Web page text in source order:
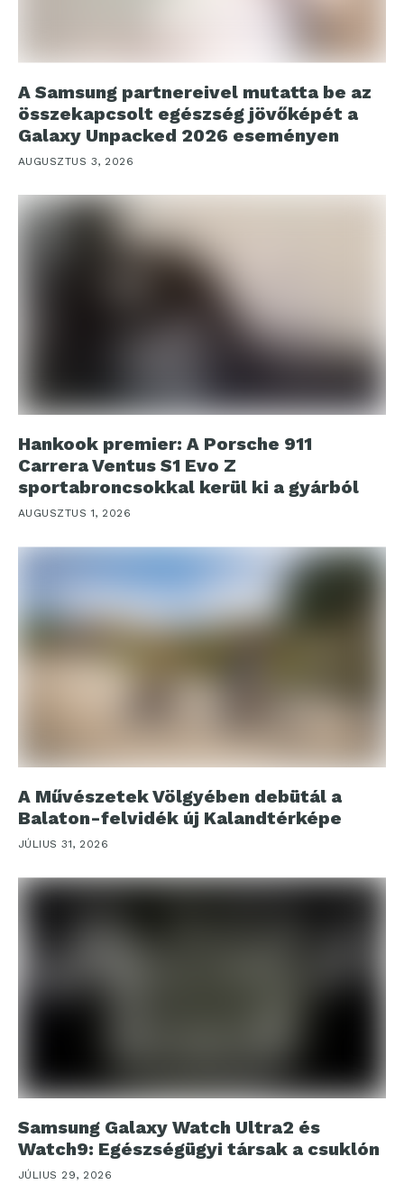
A Samsung partnereivel mutatta be az
összekapcsolt egészség jövőképét a
Galaxy Unpacked 2026 eseményen
AUGUSZTUS 3, 2026
Hankook premier: A Porsche 911
Carrera Ventus S1 Evo Z
sportabroncsokkal kerül ki a gyárból
AUGUSZTUS 1, 2026
A Művészetek Völgyében debütál a
Balaton-felvidék új Kalandtérképe
JÚLIUS 31, 2026
Samsung Galaxy Watch Ultra2 és
Watch9: Egészségügyi társak a csuklón
JÚLIUS 29, 2026